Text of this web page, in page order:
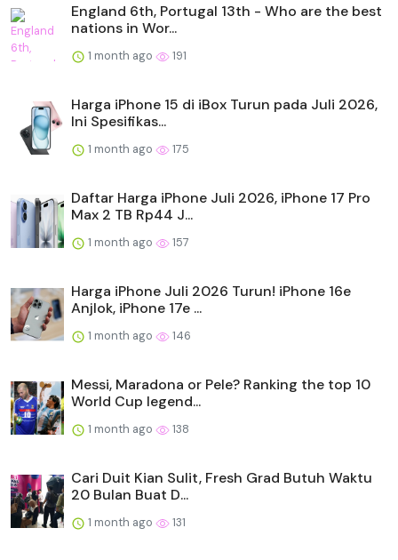
England 6th, Portugal 13th - Who are the best
nations in Wor...
1 month ago 191
Harga iPhone 15 di iBox Turun pada Juli 2026,
Ini Spesifikas...
1 month ago 175
Daftar Harga iPhone Juli 2026, iPhone 17 Pro
Max 2 TB Rp44 J...
1 month ago 157
Harga iPhone Juli 2026 Turun! iPhone 16e
Anjlok, iPhone 17e ...
1 month ago 146
Messi, Maradona or Pele? Ranking the top 10
World Cup legend...
1 month ago 138
Cari Duit Kian Sulit, Fresh Grad Butuh Waktu
20 Bulan Buat D...
1 month ago 131